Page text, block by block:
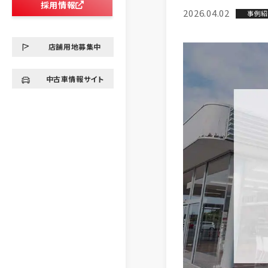
採用情報
店舗用地募集中
中古車情報サイト
2026.04.02 事例